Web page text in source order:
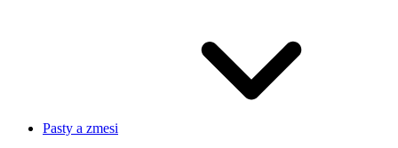
Pasty a zmesi